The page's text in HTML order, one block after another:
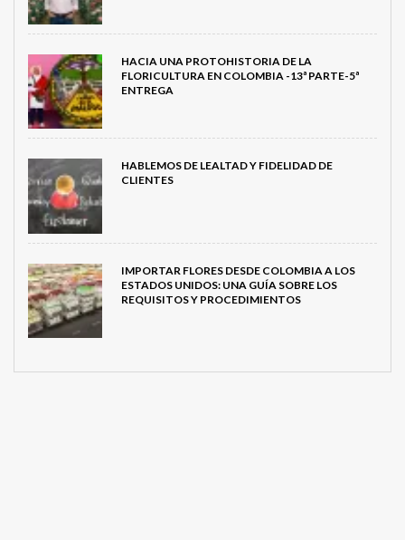
HACIA UNA PROTOHISTORIA DE LA
FLORICULTURA EN COLOMBIA -13ª PARTE-5ª
ENTREGA
HABLEMOS DE LEALTAD Y FIDELIDAD DE
CLIENTES
IMPORTAR FLORES DESDE COLOMBIA A LOS
ESTADOS UNIDOS: UNA GUÍA SOBRE LOS
REQUISITOS Y PROCEDIMIENTOS